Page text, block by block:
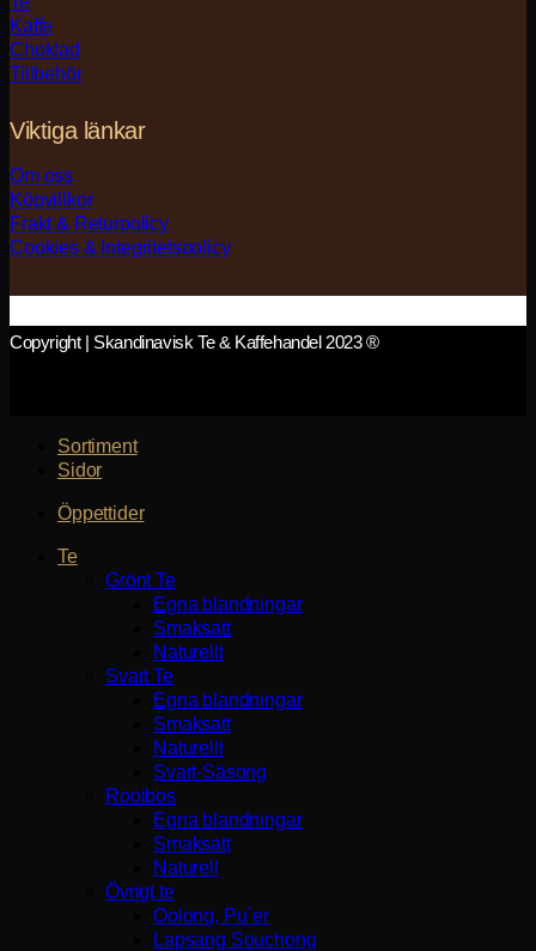
Kaffe
Choklad
Tillbehör
Viktiga länkar
Om oss
Köpvillkor
Frakt & Returpolicy
Cookies & Integritetspolicy
Copyright | Skandinavisk Te & Kaffehandel 2023 ®
Sortiment
Sidor
Öppettider
Te
Grönt Te
Egna blandningar
Smaksatt
Naturellt
Svart Te
Egna blandningar
Smaksatt
Naturellt
Svart-Säsong
Rooibos
Egna blandningar
Smaksatt
Naturell
Övrigt te
Oolong, Pu`er
Lapsang Souchong